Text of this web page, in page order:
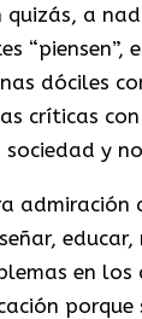
quizás, a
“piensen”,
dóciles
críticas
sociedad y
admiración
en los
porque